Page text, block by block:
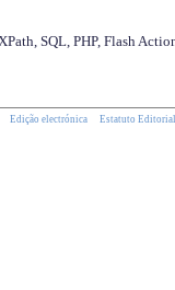
SQL, PHP, Flash
Edição electrónica Estatuto Editorial